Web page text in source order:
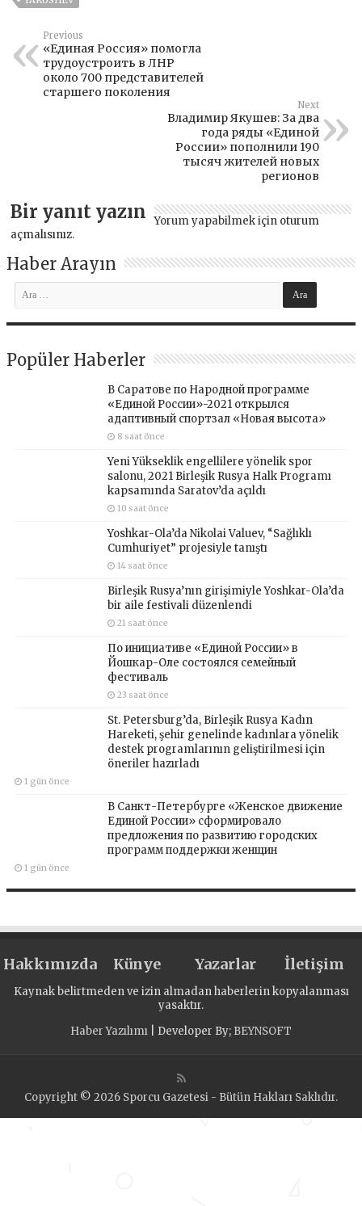
Previous
«Единая Россия» помогла
трудоустроить в ЛНР
около 700 представителей
старшего поколения
Next
Владимир Якушев: За два
года ряды «Единой
России» пополнили 190
тысяч жителей новых
регионов
Bir yanıt yazın Yorum yapabilmek için oturum
açmalısınız.
Haber Arayın
Popüler Haberler
В Саратове по Народной программе
«Единой России»-2021 открылся
адаптивный спортзал «Новая высота»
8 saat önce
Yeni Yükseklik engellilere yönelik spor
salonu, 2021 Birleşik Rusya Halk Programı
kapsamında Saratov’da açıldı
10 saat önce
Yoshkar-Ola’da Nikolai Valuev, “Sağlıklı
Cumhuriyet” projesiyle tanıştı
14 saat önce
Birleşik Rusya’nın girişimiyle Yoshkar-Ola’da
bir aile festivali düzenlendi
21 saat önce
По инициативе «Единой России» в
Йошкар-Оле состоялся семейный
фестиваль
23 saat önce
St. Petersburg’da, Birleşik Rusya Kadın
Hareketi, şehir genelinde kadınlara yönelik
destek programlarının geliştirilmesi için
öneriler hazırladı
1 gün önce
В Санкт-Петербурге «Женское движение
Единой России» сформировало
предложения по развитию городских
программ поддержки женщин
1 gün önce
Hakkımızda Künye Yazarlar İletişim
Kaynak belirtmeden ve izin almadan haberlerin kopyalanması
yasaktır.
Haber Yazılımı | Developer By; BEYNSOFT
Copyright © 2026 Sporcu Gazetesi - Bütün Hakları Saklıdır.